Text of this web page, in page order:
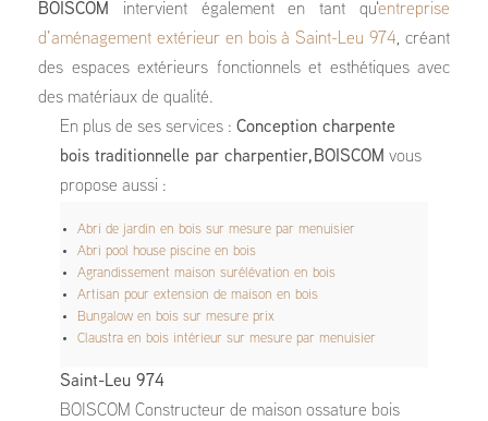
BOISCOM intervient également en tant qu'entreprise
d’aménagement extérieur en bois à Saint-Leu 974, créant
des espaces extérieurs fonctionnels et esthétiques avec
des matériaux de qualité.
En plus de ses services : Conception charpente
bois traditionnelle par charpentier, BOISCOM vous
propose aussi :
Abri de jardin en bois sur mesure par menuisier
Abri pool house piscine en bois
Agrandissement maison surélévation en bois
Artisan pour extension de maison en bois
Bungalow en bois sur mesure prix
Claustra en bois intérieur sur mesure par menuisier
Saint-Leu 974
BOISCOM Constructeur de maison ossature bois